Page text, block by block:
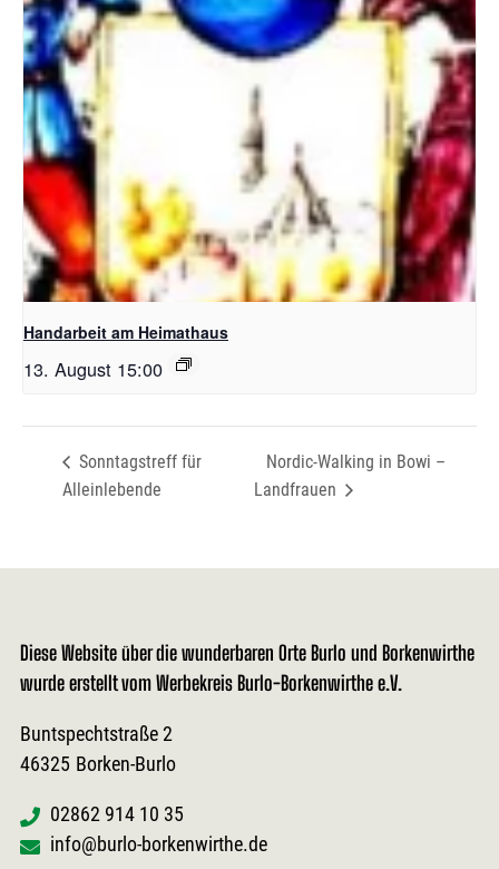
Handarbeit am Heimathaus
13. August 15:00
Sonntagstreff für
Alleinlebende
Nordic-Walking in Bowi –
Landfrauen
Diese Website über die wunderbaren Orte Burlo und Borkenwirthe
wurde erstellt vom Werbekreis Burlo-Borkenwirthe e.V.
Buntspechtstraße 2
46325 Borken-Burlo
02862 914 10 35
info@burlo-borkenwirthe.de